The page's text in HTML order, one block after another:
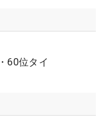
60位タイ